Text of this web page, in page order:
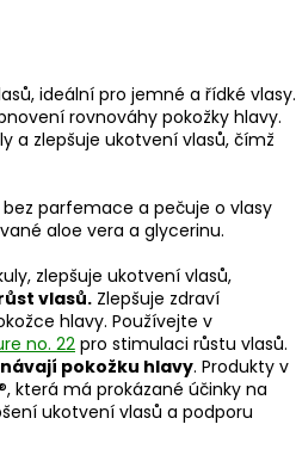
ideální pro jemné a řídké vlasy.
rovnováhy pokožky hlavy.
a zlepšuje ukotvení vlasů, čímž
bez parfemace a pečuje o vlasy
aloe vera a glycerinu.
zlepšuje ukotvení vlasů,
vlasů. Zlepšuje zdraví
hlavy. Používejte v
no. 22pro stimulaci růstu vlasů.
pokožku hlavy. Produkty v
která má prokázané účinky na
ukotvení vlasů a podporu